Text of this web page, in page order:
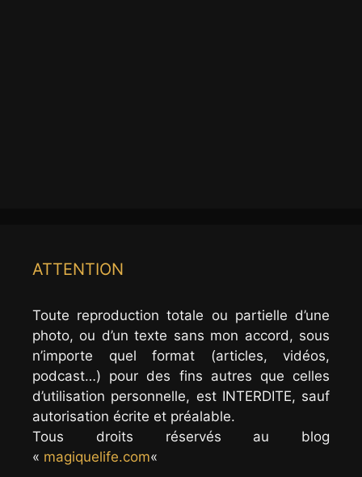
ATTENTION
Toute reproduction totale ou partielle d’une
photo, ou d’un texte sans mon accord, sous
n’importe quel format (articles, vidéos,
podcast…) pour des fins autres que celles
d’utilisation personnelle, est INTERDITE, sauf
autorisation écrite et préalable.
Tous droits réservés au blog
« magiquelife.com«